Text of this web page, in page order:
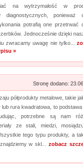
na wytrzymałość w
diagnostycznych, ponieważ
potrafią one przetrwać
Jednocześnie dzięki
zwracamy uwagę nie tylko...
»
Stronę dodano:
półprodukty metalowe, takie
rura kwadratowa, to podstawa
potrzebne są nam
ze stali, miedzi,
tego typu produkty, a
w skl...zobacz